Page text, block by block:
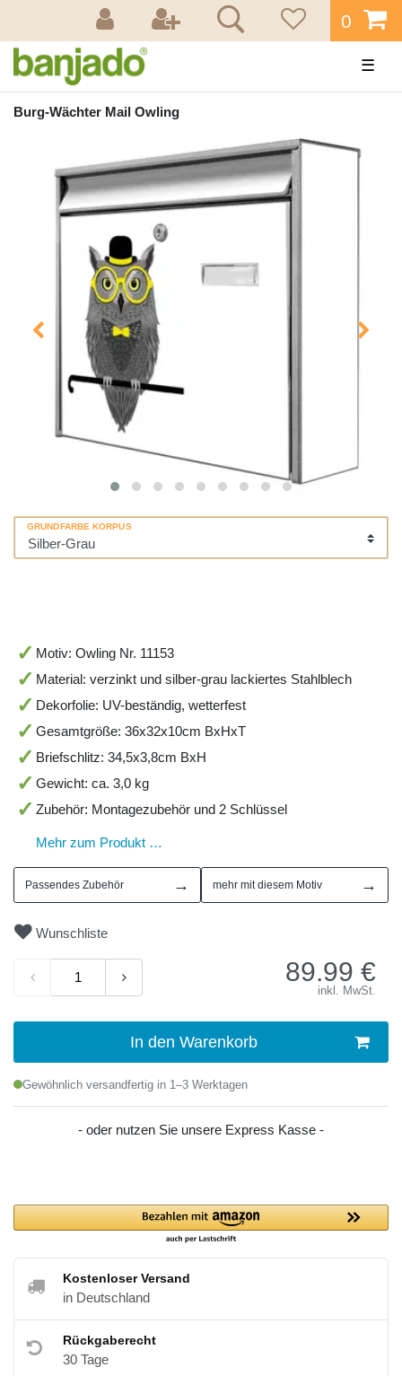
0
☰
Burg-Wächter Mail Owling
GRUNDFARBE KORPUS
Motiv: Owling Nr. 11153
Material: verzinkt und silber-grau lackiertes Stahlblech
Dekorfolie: UV-beständig, wetterfest
Gesamtgröße: 36x32x10cm BxHxT
Briefschlitz: 34,5x3,8cm BxH
Gewicht: ca. 3,0 kg
Zubehör: Montagezubehör und 2 Schlüssel
Mehr zum Produkt …
Passendes Zubehör → mehr mit diesem Motiv →
Wunschliste
89.99 €
inkl. MwSt.
In den Warenkorb
Gewöhnlich versandfertig in 1–3 Werktagen
- oder nutzen Sie unsere Express Kasse -
Kostenloser Versand
in Deutschland
Rückgaberecht
30 Tage